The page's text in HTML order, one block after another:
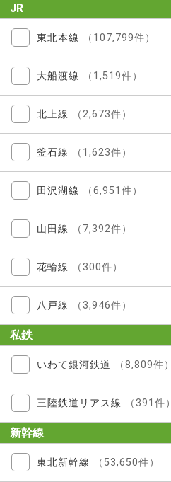
JR
東北本線 （107,799件）
大船渡線 （1,519件）
北上線 （2,673件）
釜石線 （1,623件）
田沢湖線 （6,951件）
山田線 （7,392件）
花輪線 （300件）
八戸線 （3,946件）
私鉄
いわて銀河鉄道 （8,809件）
三陸鉄道リアス線 （391件）
新幹線
東北新幹線 （53,650件）